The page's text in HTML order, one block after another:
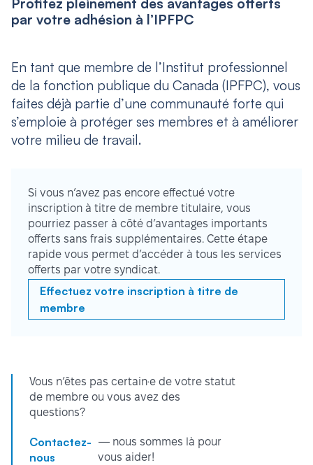
Profitez pleinement des avantages offerts
par votre adhésion à l’IPFPC
En tant que membre de l’Institut professionnel
de la fonction publique du Canada (IPFPC), vous
faites déjà partie d’une communauté forte qui
s’emploie à protéger ses membres et à améliorer
votre milieu de travail.
Si vous n’avez pas encore effectué votre
inscription à titre de membre titulaire, vous
pourriez passer à côté d’avantages importants
offerts sans frais supplémentaires. Cette étape
rapide vous permet d’accéder à tous les services
offerts par votre syndicat.
Effectuez votre inscription à titre de
membre
Vous n’êtes pas certain·e de votre statut
de membre ou vous avez des
questions?
Contactez-
nous
— nous sommes là pour
vous aider!